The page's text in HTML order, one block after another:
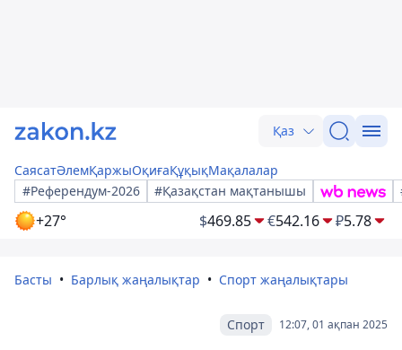
Қаз
СаясатӘлемҚаржыОқиғаҚұқықМақалалар
#Референдум-2026
#Қазақстан мақтанышы
+27° $469.85 €542.16 ₽5.78
Басты Барлық жаңалықтар Спорт жаңалықтары
12:07, 01 ақпан 2025
Спорт